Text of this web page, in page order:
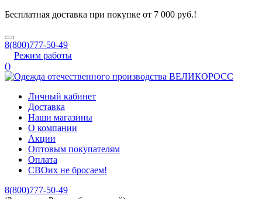
Бесплатная доставка при покупке от 7 000 руб.!
8(800)777-50-49
Режим работы
()
Личный кабинет
Доставка
Наши магазины
О компании
Акции
Оптовым покупателям
Оплата
СВОих не бросаем!
8(800)777-50-49